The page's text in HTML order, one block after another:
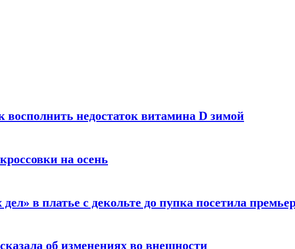
восполнить недостаток витамина D зимой
на осень
в платье с декольте до пупка посетила
об изменениях во внешности